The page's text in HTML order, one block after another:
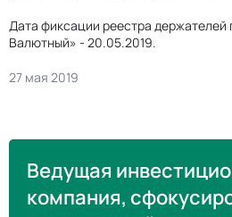
27 мая 2019
Дата фиксации реестра
Валютный» - 20.05.2019.
Ведущая
компания,